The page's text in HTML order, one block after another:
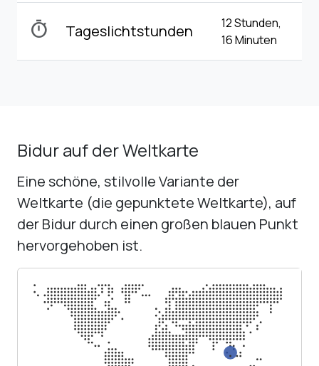
timer Tageslichtstunden
12 Stunden,
16 Minuten
Bidur auf der Weltkarte
Eine schöne, stilvolle Variante der
Weltkarte (die gepunktete Weltkarte), auf
der Bidur durch einen großen blauen Punkt
hervorgehoben ist.